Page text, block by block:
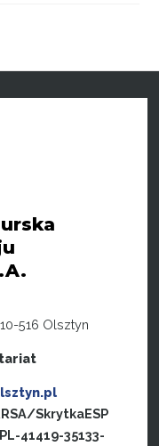
516 Olsztyn
SkrytkaESP
41419-35133-